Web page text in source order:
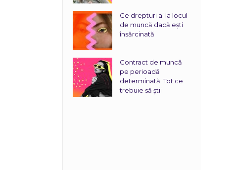
Ce drepturi ai la locul
de muncă dacă ești
însărcinată
Contract de muncă
pe perioadă
determinată. Tot ce
trebuie să știi